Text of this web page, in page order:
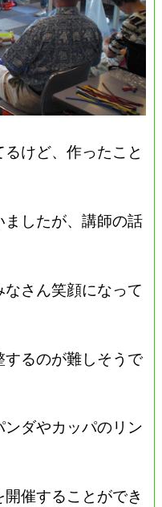
けど、作ったこと
したが、講師の話
さん笑顔になって
るのが難しそうで
ダやカッパのリン
催することができ